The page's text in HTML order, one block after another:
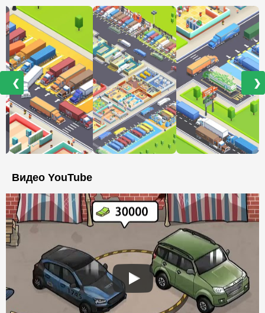
❮ ❯
Видео YouTube